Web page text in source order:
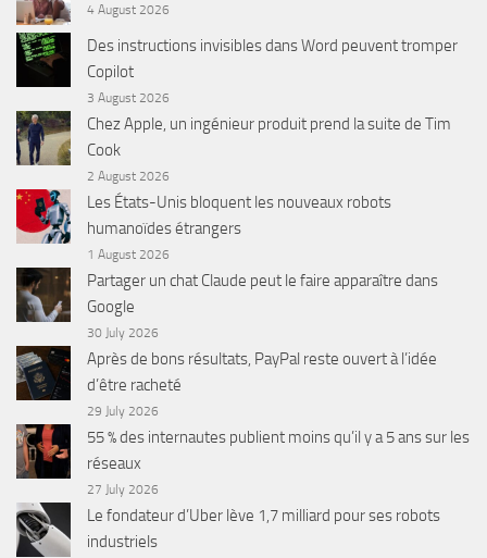
4 August 2026
Des instructions invisibles dans Word peuvent tromper
Copilot
3 August 2026
Chez Apple, un ingénieur produit prend la suite de Tim
Cook
2 August 2026
Les États-Unis bloquent les nouveaux robots
humanoïdes étrangers
1 August 2026
Partager un chat Claude peut le faire apparaître dans
Google
30 July 2026
Après de bons résultats, PayPal reste ouvert à l’idée
d’être racheté
29 July 2026
55 % des internautes publient moins qu’il y a 5 ans sur les
réseaux
27 July 2026
Le fondateur d’Uber lève 1,7 milliard pour ses robots
industriels